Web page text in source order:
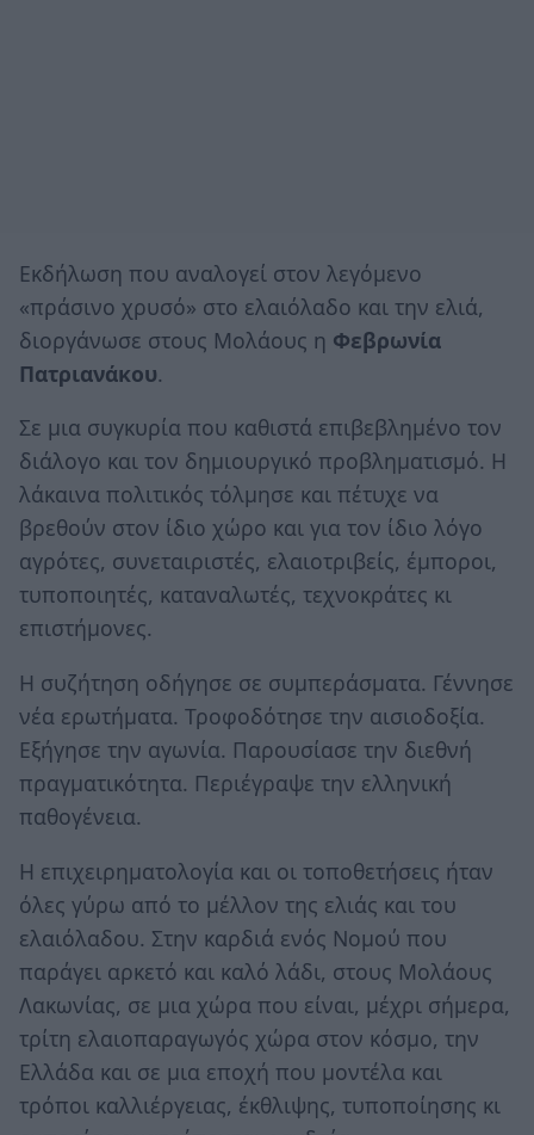
Εκδήλωση που αναλογεί στον λεγόμενο
«πράσινο χρυσό» στο ελαιόλαδο και την ελιά,
διοργάνωσε στους Μολάους η Φεβρωνία
Πατριανάκου.
Σε μια συγκυρία που καθιστά επιβεβλημένο τον
διάλογο και τον δημιουργικό προβληματισμό. Η
λάκαινα πολιτικός τόλμησε και πέτυχε να
βρεθούν στον ίδιο χώρο και για τον ίδιο λόγο
αγρότες, συνεταιριστές, ελαιοτριβείς, έμποροι,
τυποποιητές, καταναλωτές, τεχνοκράτες κι
επιστήμονες.
Η συζήτηση οδήγησε σε συμπεράσματα. Γέννησε
νέα ερωτήματα. Τροφοδότησε την αισιοδοξία.
Εξήγησε την αγωνία. Παρουσίασε την διεθνή
πραγματικότητα. Περιέγραψε την ελληνική
παθογένεια.
Η επιχειρηματολογία και οι τοποθετήσεις ήταν
όλες γύρω από το μέλλον της ελιάς και του
ελαιόλαδου. Στην καρδιά ενός Νομού που
παράγει αρκετό και καλό λάδι, στους Μολάους
Λακωνίας, σε μια χώρα που είναι, μέχρι σήμερα,
τρίτη ελαιοπαραγωγός χώρα στον κόσμο, την
Ελλάδα και σε μια εποχή που μοντέλα και
τρόποι καλλιέργειας, έκθλιψης, τυποποίησης κι